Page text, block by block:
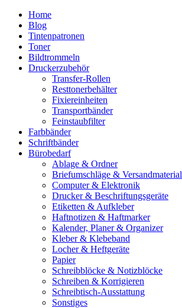
Home
Blog
Tintenpatronen
Toner
Bildtrommeln
Druckerzubehör
Transfer-Rollen
Resttonerbehälter
Fixiereinheiten
Transportbänder
Feinstaubfilter
Farbbänder
Schriftbänder
Bürobedarf
Ablage & Ordner
Briefumschläge & Versandmaterial
Computer & Elektronik
Drucker & Beschriftungsgeräte
Etiketten & Aufkleber
Haftnotizen & Haftmarker
Kalender, Planer & Organizer
Kleber & Klebeband
Locher & Heftgeräte
Papier
Schreibblöcke & Notizblöcke
Schreiben & Korrigieren
Schreibtisch-Ausstattung
Sonstiges